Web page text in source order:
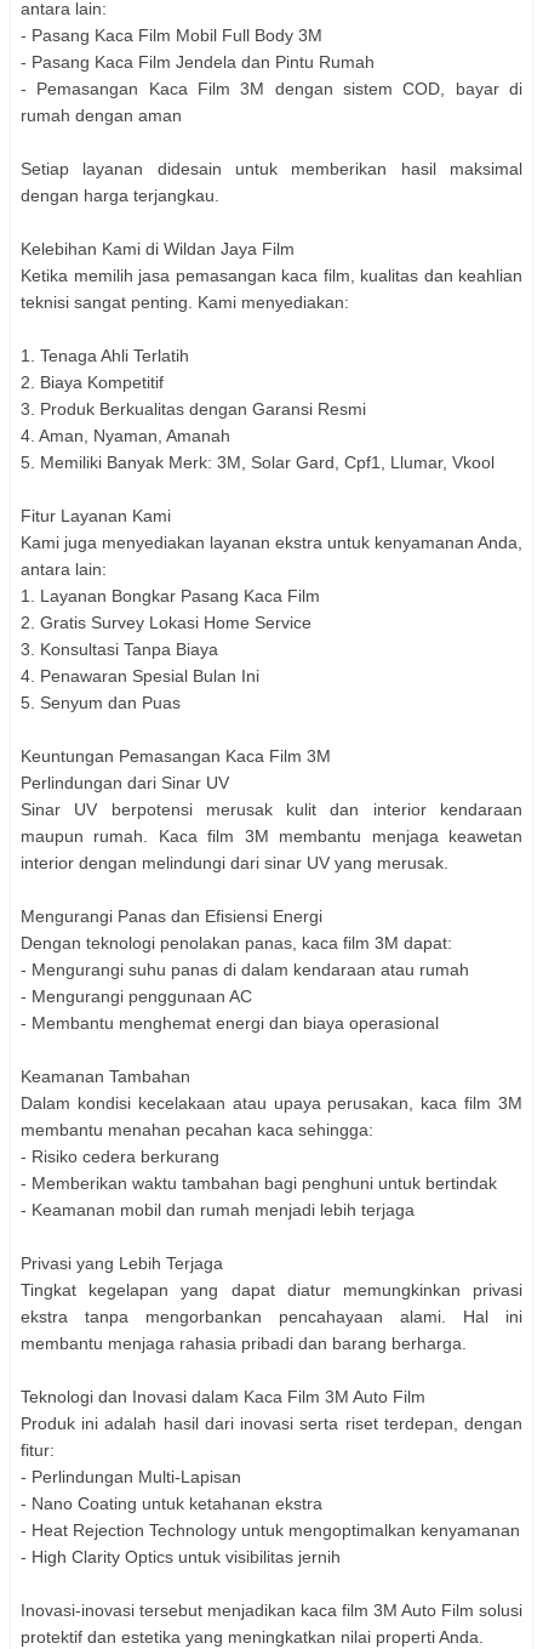
antara lain:
- Pasang Kaca Film Mobil Full Body 3M
- Pasang Kaca Film Jendela dan Pintu Rumah
- Pemasangan Kaca Film 3M dengan sistem COD, bayar di
rumah dengan aman
Setiap layanan didesain untuk memberikan hasil maksimal
dengan harga terjangkau.
Kelebihan Kami di Wildan Jaya Film
Ketika memilih jasa pemasangan kaca film, kualitas dan keahlian
teknisi sangat penting. Kami menyediakan:
1. Tenaga Ahli Terlatih
2. Biaya Kompetitif
3. Produk Berkualitas dengan Garansi Resmi
4. Aman, Nyaman, Amanah
5. Memiliki Banyak Merk: 3M, Solar Gard, Cpf1, Llumar, Vkool
Fitur Layanan Kami
Kami juga menyediakan layanan ekstra untuk kenyamanan Anda,
antara lain:
1. Layanan Bongkar Pasang Kaca Film
2. Gratis Survey Lokasi Home Service
3. Konsultasi Tanpa Biaya
4. Penawaran Spesial Bulan Ini
5. Senyum dan Puas
Keuntungan Pemasangan Kaca Film 3M
Perlindungan dari Sinar UV
Sinar UV berpotensi merusak kulit dan interior kendaraan
maupun rumah. Kaca film 3M membantu menjaga keawetan
interior dengan melindungi dari sinar UV yang merusak.
Mengurangi Panas dan Efisiensi Energi
Dengan teknologi penolakan panas, kaca film 3M dapat:
- Mengurangi suhu panas di dalam kendaraan atau rumah
- Mengurangi penggunaan AC
- Membantu menghemat energi dan biaya operasional
Keamanan Tambahan
Dalam kondisi kecelakaan atau upaya perusakan, kaca film 3M
membantu menahan pecahan kaca sehingga:
- Risiko cedera berkurang
- Memberikan waktu tambahan bagi penghuni untuk bertindak
- Keamanan mobil dan rumah menjadi lebih terjaga
Privasi yang Lebih Terjaga
Tingkat kegelapan yang dapat diatur memungkinkan privasi
ekstra tanpa mengorbankan pencahayaan alami. Hal ini
membantu menjaga rahasia pribadi dan barang berharga.
Teknologi dan Inovasi dalam Kaca Film 3M Auto Film
Produk ini adalah hasil dari inovasi serta riset terdepan, dengan
fitur:
- Perlindungan Multi-Lapisan
- Nano Coating untuk ketahanan ekstra
- Heat Rejection Technology untuk mengoptimalkan kenyamanan
- High Clarity Optics untuk visibilitas jernih
Inovasi-inovasi tersebut menjadikan kaca film 3M Auto Film solusi
protektif dan estetika yang meningkatkan nilai properti Anda.